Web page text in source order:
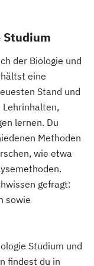
-
in
Fennistik
Studium
der Biologie und
eine
Stand und
Lehrinhalten,
lernen. Du
Methoden
wie etwa
gefragt:
sowie
Studium und
findest du in